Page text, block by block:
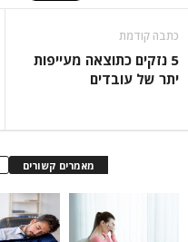
כתבה קודמת
5 נזקים כתוצאה מעייפות
יתר של עובדים
מאמרים קשורים